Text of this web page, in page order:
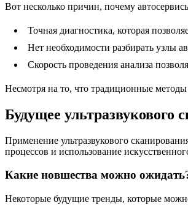
Вот несколько причин, почему
Точная диагностика, которая
Нет необходимости разбирать узлы
Скорость проведения анализа
Несмотря на то, что традиционные
Будущее ультразвукового
Применение ультразвукового
процессов и использование
Какие новшества можно
Некоторые будущие тренды, которые